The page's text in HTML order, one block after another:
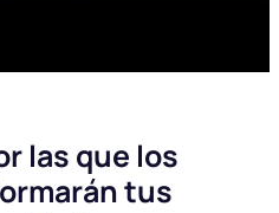
las que los
tus